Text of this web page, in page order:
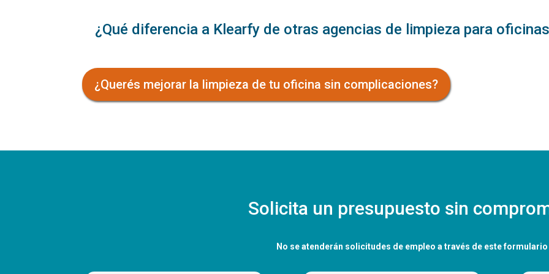
¿Qué diferencia a Klearfy de otras agencias de limpieza para
¿Querés mejorar la limpieza de tu oficina sin complicaciones?
Solicita un presupuesto sin
No se atenderán solicitudes de empleo a través de este formulario